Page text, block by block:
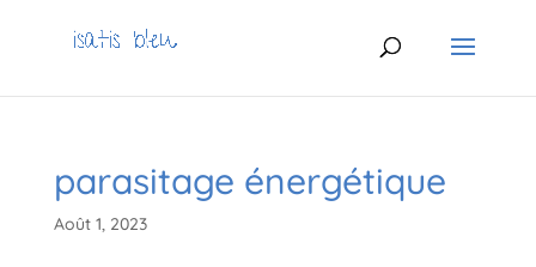
parasitage énergétique
Août 1, 2023